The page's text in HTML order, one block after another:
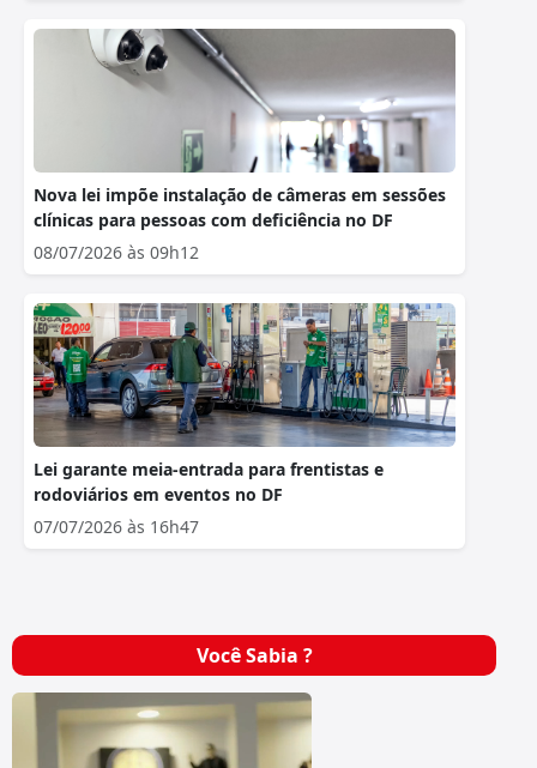
Nova lei impõe instalação de câmeras em sessões
clínicas para pessoas com deficiência no DF
08/07/2026 às 09h12
Lei garante meia-entrada para frentistas e
rodoviários em eventos no DF
07/07/2026 às 16h47
Você Sabia ?